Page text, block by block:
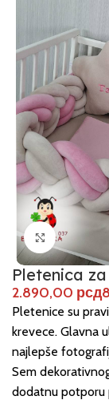
Click to
Pletenica
рсд
Pletenice su
krevece. Glavna
najlepše
Sem
dodatnu potporu